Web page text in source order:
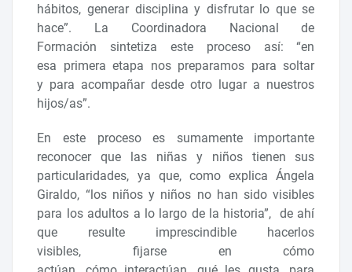
hábitos, generar disciplina y disfrutar lo que se
hace”. La Coordinadora Nacional de
Formación sintetiza este proceso así: “en
esa primera etapa nos preparamos para soltar
y para acompañar desde otro lugar a nuestros
hijos/as”.
En este proceso es sumamente importante
reconocer que las niñas y niños tienen sus
particularidades, ya que, como explica Ángela
Giraldo, “los niños y niños no han sido visibles
para los adultos a lo largo de la historia”, de ahí
que resulte imprescindible hacerlos
visibles, fijarse en cómo